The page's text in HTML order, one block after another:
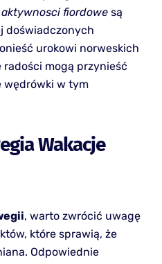
aktywnosci fiordowesą
doświadczonych
urokowi norweskich
mogą przynieść
wędrówki w tym
Wakacje
, warto zwrócić uwagę
które sprawią, że
Odpowiednie